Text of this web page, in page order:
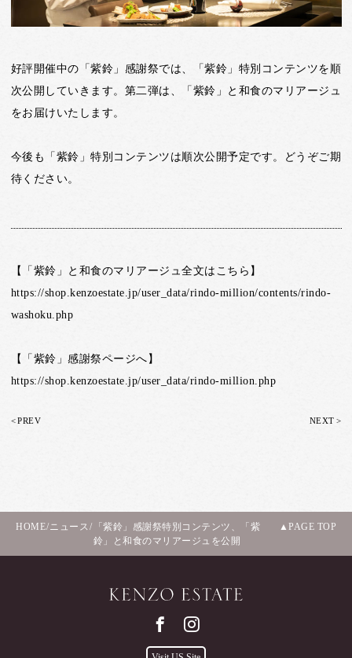
好評開催中の「紫鈴」感謝祭では、「紫鈴」特別コンテンツを順
次公開していきます。第二弾は、「紫鈴」と和食のマリアージュ
をお届けいたします。
今後も「紫鈴」特別コンテンツは順次公開予定です。どうぞご期
待ください。
【「紫鈴」と和食のマリアージュ全文はこちら】
https://shop.kenzoestate.jp/user_data/rindo-million/contents/rindo-
washoku.php
【「紫鈴」感謝祭ページへ】
https://shop.kenzoestate.jp/user_data/rindo-million.php
<PREV NEXT >
HOME/ニュース/
「紫鈴」感謝祭特別コンテンツ、「紫
鈴」と和食のマリアージュを公開
PAGE TOP